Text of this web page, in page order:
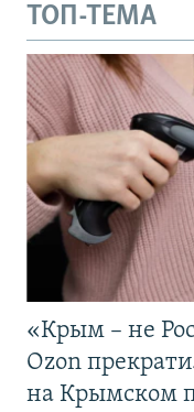
ТОП-ТЕМА
«Крым – не
Ozon
на Крымском